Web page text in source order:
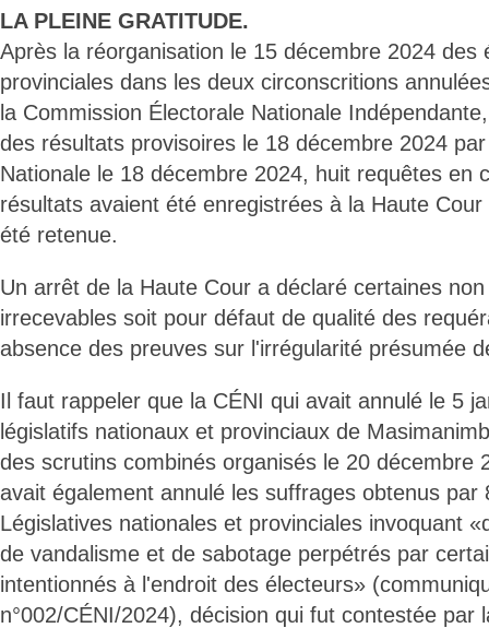
LA PLEINE GRATITUDE.
Après la réorganisation le 15 décembre 2024 des
provinciales dans les deux circonscritions
la Commission Électorale Nationale
des résultats provisoires le 18 décembre 2024
Nationale le 18 décembre 2024, huit requêtes en
résultats avaient été enregistrées à la Haute
été retenue.
Un arrêt de la Haute Cour a déclaré certaines
irrecevables soit pour défaut de qualité des
absence des preuves sur l'irrégularité présumée
Il faut rappeler que la CÉNI qui avait annulé le 5
législatifs nationaux et provinciaux de
des scrutins combinés organisés le 20 décembre
avait également annulé les suffrages obtenus par
Législatives nationales et provinciales invoquant
de vandalisme et de sabotage perpétrés par
intentionnés à l'endroit des électeurs»
n°002/CÉNI/2024), décision qui fut contestée par